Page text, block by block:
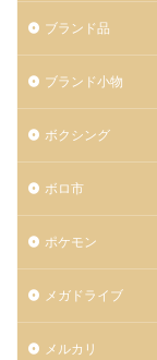
ブランド品
ブランド小物
ボクシング
ボロ市
ポケモン
メガドライブ
メルカリ